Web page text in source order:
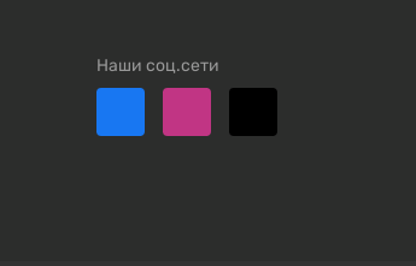
Наши соц.сети